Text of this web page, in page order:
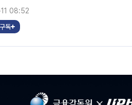
08:52
구독